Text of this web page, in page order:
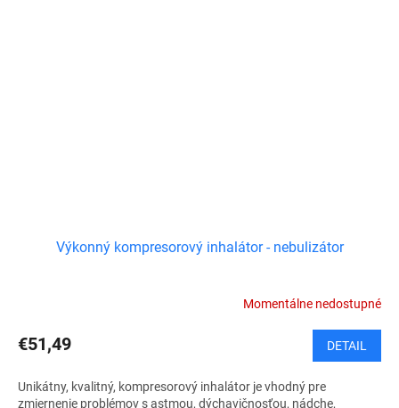
Výkonný kompresorový inhalátor - nebulizátor
Momentálne nedostupné
€51,49 DETAIL
Unikátny, kvalitný, kompresorový inhalátor je vhodný pre
zmiernenie problémov s astmou, dýchavičnosťou, nádche,